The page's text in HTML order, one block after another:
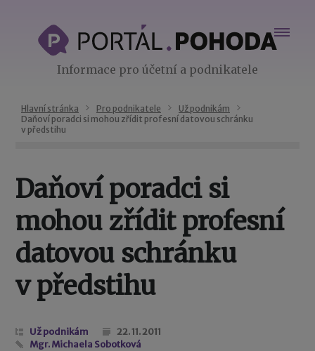
Informace pro účetní a podnikatele
Hlavní stránka Pro podnikatele
Už podnikám
Daňoví poradci si mohou zřídit profesní datovou schránku
v předstihu
Daňoví poradci si
mohou zřídit profesní
datovou schránku
v předstihu
Už podnikám
22. 11. 2011
Mgr. Michaela Sobotková